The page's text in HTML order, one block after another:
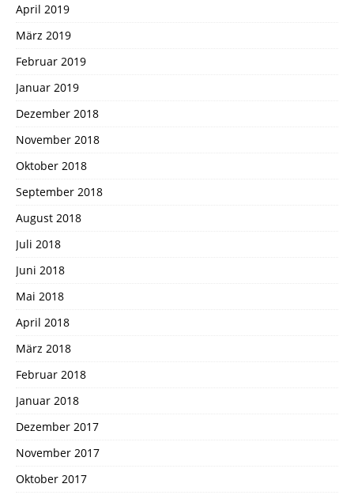
April 2019
März 2019
Februar 2019
Januar 2019
Dezember 2018
November 2018
Oktober 2018
September 2018
August 2018
Juli 2018
Juni 2018
Mai 2018
April 2018
März 2018
Februar 2018
Januar 2018
Dezember 2017
November 2017
Oktober 2017